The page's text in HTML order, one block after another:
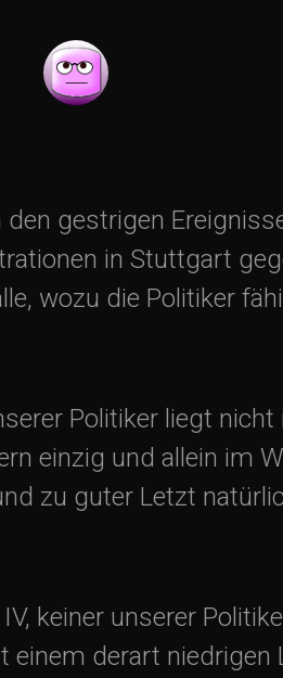
gestrigen
in Stuttgart
wozu die Politiker
Politiker liegt nicht
einzig und allein im
zu guter Letzt
keiner unserer
einem derart niedrigen